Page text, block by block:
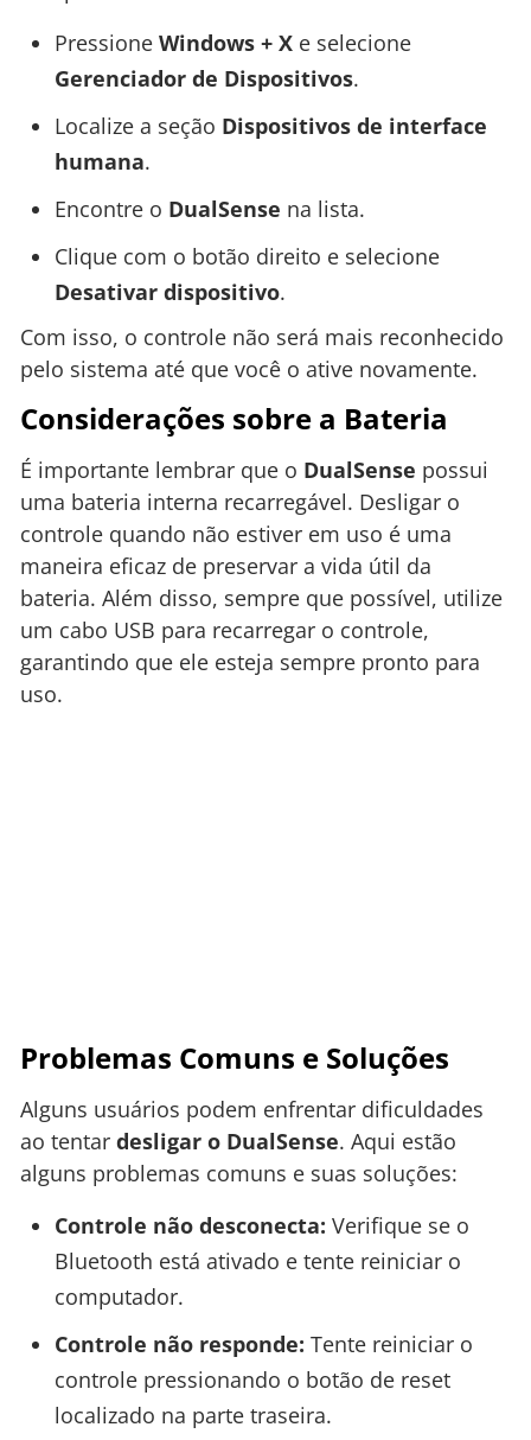
Pressione Windows + Xe selecione
Gerenciador de Dispositivos.
Localize a seção Dispositivos de interface
humana.
Encontre o DualSense na lista.
Clique com o botão direito e selecione
Desativar dispositivo.
Com isso, o controle não será mais reconhecido
pelo sistema até que você o ative novamente.
Considerações sobre a Bateria
É importante lembrar que o DualSense possui
uma bateria interna recarregável. Desligar o
controle quando não estiver em uso é uma
maneira eficaz de preservar a vida útil da
bateria. Além disso, sempre que possível, utilize
um cabo USB para recarregar o controle,
garantindo que ele esteja sempre pronto para
uso.
Problemas Comuns e Soluções
Alguns usuários podem enfrentar dificuldades
ao tentar desligar o DualSense. Aqui estão
alguns problemas comuns e suas soluções:
Controle não desconecta: Verifique se o
Bluetooth está ativado e tente reiniciar o
computador.
Controle não responde: Tente reiniciar o
controle pressionando o botão de reset
localizado na parte traseira.